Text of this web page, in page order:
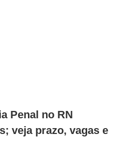
Penal no RN
veja prazo, vagas e